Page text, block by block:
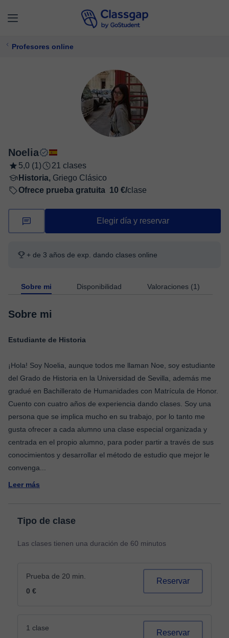
Profesores online
Noelia
5,0 (1)
21 clases
Historia, Griego Clásico
Ofrece prueba gratuita 10 €/clase
Elegir día y reservar
+ de 3 años de exp. dando clases online
Sobre mi Disponibilidad Valoraciones (1)
Sobre mi
Estudiante de Historia
¡Hola! Soy Noelia, aunque todos me llaman Noe, soy estudiante
del Grado de Historia en la Universidad de Sevilla, además me
gradué en Bachillerato de Humanidades con Matrícula de Honor.
Cuento con cuatro años de experiencia dando clases. Soy una
persona que se implica mucho en su trabajo, por lo tanto me
gusta ofrecer a cada alumno una clase especial organizada y
centrada en el propio alumno, para poder partir a través de sus
conocimientos y desarrollar el método de estudio que mejor le
convenga
Leer más
Tipo de clase
Las clases tienen una duración de 60 minutos
Prueba de 20 min.
0 €
Reservar
1 clase
Reservar